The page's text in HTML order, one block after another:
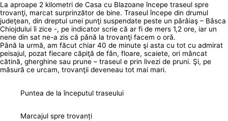
La aproape 2 kilometri de Casa cu Blazoane începe traseul spre
trovanţi, marcat surprinzător de bine. Traseul începe din drumul
judeţean, din dreptul unei punţi suspendate peste un pârâiaş – Bâsca
Chiojdului îi zice -, pe indicator scrie că ar fi de mers 1,2 ore, iar un
nene din sat ne-a zis că până la trovanţi facem o oră.
Până la urmă, am făcut chiar 40 de minute şi asta cu tot cu admirat
peisajul, pozat fiecare căpiţă de fân, floare, scaiete, ori mâncat
cătină, gherghine sau prune – traseul e prin livezi de pruni. Şi, pe
măsură ce urcam, trovanţii deveneau tot mai mari.
Puntea de la începutul traseului
Marcajul spre trovanți